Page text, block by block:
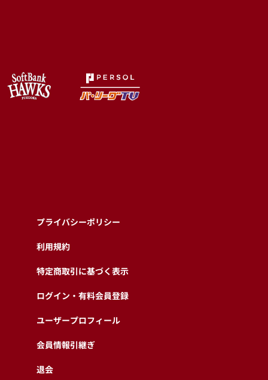
プライバシーポリシー
利用規約
特定商取引に基づく表示
ログイン・有料会員登録
ユーザープロフィール
会員情報引継ぎ
退会